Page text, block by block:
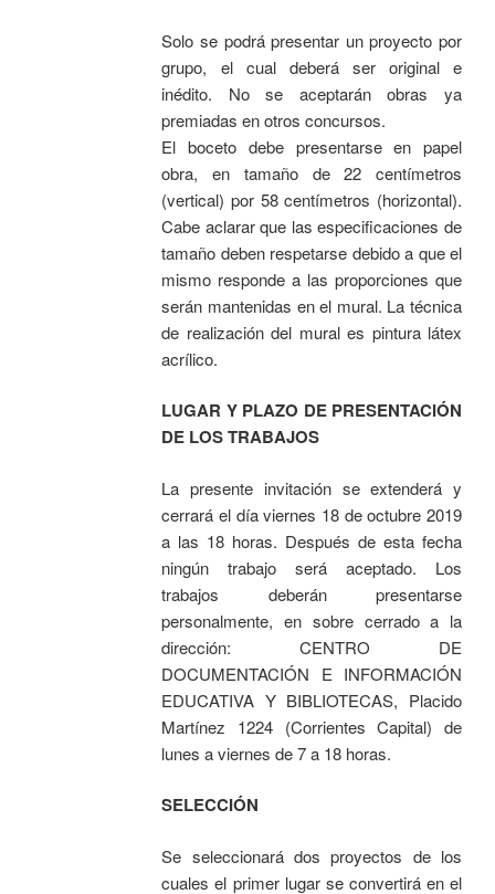
Solo se podrá presentar un proyecto por
grupo, el cual deberá ser original e
inédito. No se aceptarán obras ya
premiadas en otros concursos.
El boceto debe presentarse en papel
obra, en tamaño de 22 centímetros
(vertical) por 58 centímetros (horizontal).
Cabe aclarar que las especificaciones de
tamaño deben respetarse debido a que el
mismo responde a las proporciones que
serán mantenidas en el mural. La técnica
de realización del mural es pintura látex
acrílico.
LUGAR Y PLAZO DE PRESENTACIÓN
DE LOS TRABAJOS
La presente invitación se extenderá y
cerrará el día viernes 18 de octubre 2019
a las 18 horas. Después de esta fecha
ningún trabajo será aceptado. Los
trabajos deberán presentarse
personalmente, en sobre cerrado a la
dirección: CENTRO DE
DOCUMENTACIÓN E INFORMACIÓN
EDUCATIVA Y BIBLIOTECAS, Placido
Martínez 1224 (Corrientes Capital) de
lunes a viernes de 7 a 18 horas.
SELECCIÓN
Se seleccionará dos proyectos de los
cuales el primer lugar se convertirá en el